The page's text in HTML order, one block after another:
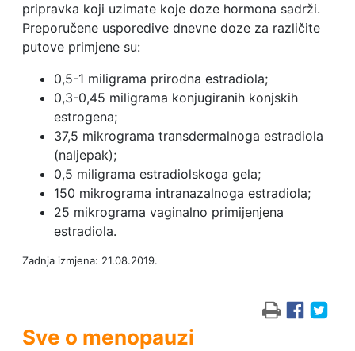
pripravka koji uzimate koje doze hormona sadrži.
Preporučene usporedive dnevne doze za različite
putove primjene su:
0,5-1 miligrama prirodna estradiola;
0,3-0,45 miligrama konjugiranih konjskih
estrogena;
37,5 mikrograma transdermalnoga estradiola
(naljepak);
0,5 miligrama estradiolskoga gela;
150 mikrograma intranazalnoga estradiola;
25 mikrograma vaginalno primijenjena
estradiola.
Zadnja izmjena: 21.08.2019.
Sve o menopauzi